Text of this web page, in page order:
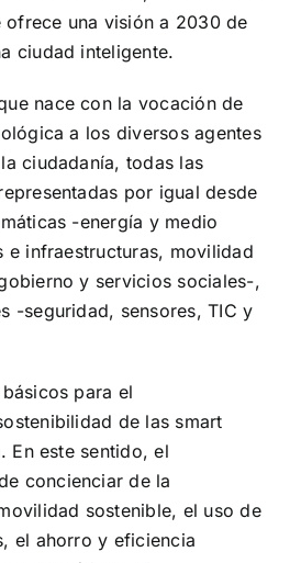
ofrece una visión a 2030 de
ciudad inteligente.
nace con la vocación de
a los diversos agentes
ciudadanía, todas las
por igual desde
-energía y medio
e infraestructuras, movilidad
y servicios sociales-,
-seguridad, sensores, TIC y
para el
de las smart
En este sentido, el
concienciar de la
sostenible, el uso de
el ahorro y eficiencia